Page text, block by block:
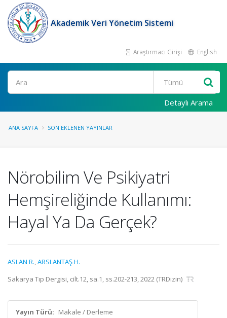
Akademik Veri Yönetim Sistemi
Araştırmacı Girişi English
Ara
Detaylı Arama
ANA SAYFA SON EKLENEN YAYINLAR
Nörobilim Ve Psikiyatri
Hemşireliğinde Kullanımı:
Hayal Ya Da Gerçek?
ASLAN R.,ARSLANTAŞ H.
Sakarya Tıp Dergisi, cilt.12, sa.1, ss.202-213, 2022 (TRDizin)
Yayın Türü: Makale / Derleme